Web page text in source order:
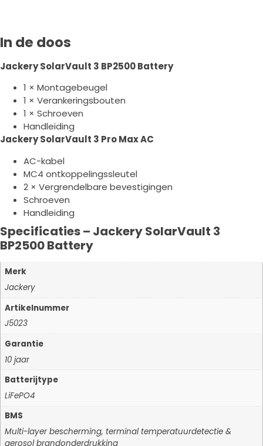
In de doos
Jackery SolarVault 3 BP2500 Battery
1 × Montagebeugel
1 × Verankeringsbouten
1 × Schroeven
Handleiding
Jackery SolarVault 3 Pro Max AC
AC-kabel
MC4 ontkoppelingssleutel
2 × Vergrendelbare bevestigingen
Schroeven
Handleiding
Specificaties – Jackery SolarVault 3
BP2500 Battery
Merk
Jackery
Artikelnummer
J5023
Garantie
10 jaar
Batterijtype
LiFePO4
BMS
Multi-layer bescherming, terminal temperatuurdetectie &
aerosol brandonderdrukking